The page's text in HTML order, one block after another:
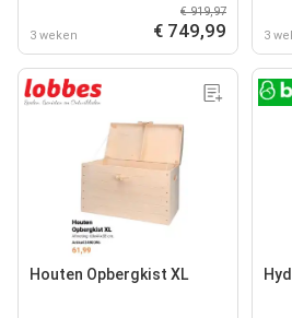
3 weken
€ 919,97
€ 749,99 3
Houten Opbergkist XL